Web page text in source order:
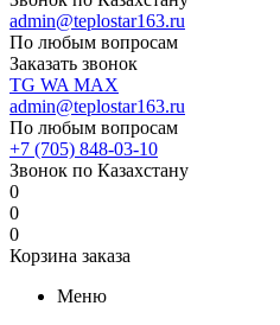
admin@teplostar163.ru
По любым вопросам
Заказать звонок
TG WA MAX
admin@teplostar163.ru
По любым вопросам
+7 (705) 848-03-10
Звонок по Казахстану
0
0
0
Корзина заказа
Меню